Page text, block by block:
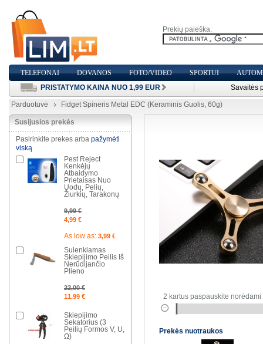
Prekių paieška:
TELEFONAI DOVANOS FOTO/VIDEO SPORTUI
PRISTATYMO KAINA NUO 1,99 EUR
Savaitės
Parduotuvė Fidget Spineris Metal EDC (Keraminis Guolis, 60g)
2 kartus paspauskite
Prekės nuotraukos
Susijusios prekės
Pasirinkite prekes arba pažymėti
viską
Pest Reject
Kenkėjų
Atbaidymo
Prietaisas Nuo
Uodų, Pelių,
Žiurkių, Tarakonų
9,99 €
4,99 €
As low as: 3,99 €
Sulenkiamas
Skiepijimo Peilis Iš
Nerūdijančio
Plieno
22,00 €
11,99 €
Skiepijimo
Sekatorius (3
Peilių Formos V, U,
Ω)